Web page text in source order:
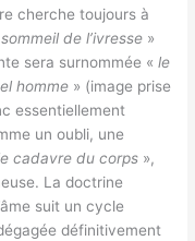
cherche toujours à
sommeil de l’ivresse »
sera surnommée «le
homme » (image prise
essentiellement
un oubli, une
cadavre du corps »,
La doctrine
suit un cycle
définitivement